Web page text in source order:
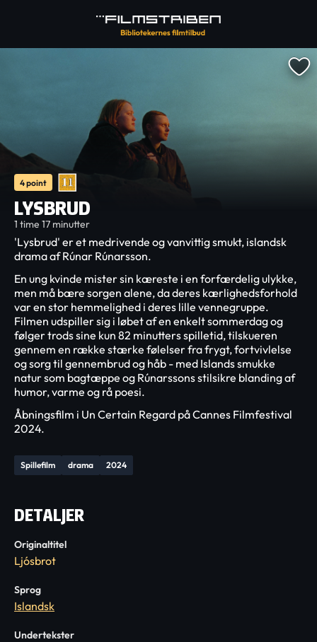
4 point
LYSBRUD
1 time 17 minutter
Spillefilm drama 2024
'Lysbrud' er et medrivende og vanvittig smukt, islandsk
drama af Rúnar Rúnarsson.
En ung kvinde mister sin kæreste i en forfærdelig ulykke,
men må bære sorgen alene, da deres kærlighedsforhold
var en stor hemmelighed i deres lille vennegruppe.
Filmen udspiller sig i løbet af en enkelt sommerdag og
følger trods sine kun 82 minutters spilletid, tilskueren
gennem en række stærke følelser fra frygt, fortvivlelse
og sorg til gennembrud og håb - med Islands smukke
natur som bagtæppe og Rúnarssons stilsikre blanding af
humor, varme og rå poesi.
Åbningsfilm i Un Certain Regard på Cannes Filmfestival
2024.
DETALJER
Originaltitel
Ljósbrot
Sprog
Islandsk
Undertekster